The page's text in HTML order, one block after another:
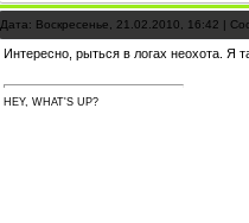
Дата: Воскресенье, 21.02.2010, 16:42 |
Интересно, рыться в логах неохота. Я
HEY, WHAT'S UP?